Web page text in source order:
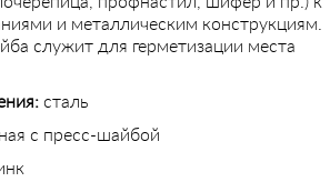
и металлическим конструкциям.
служит для герметизации места
сталь
с пресс-шайбой